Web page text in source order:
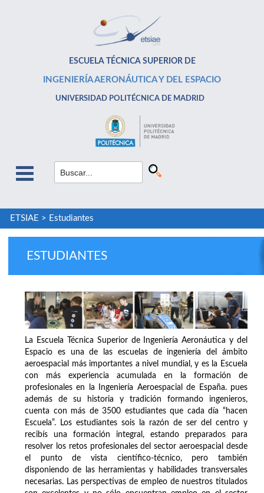
ESCUELA TÉCNICA SUPERIOR DE
INGENIERÍA AERONÁUTICA Y DEL ESPACIO
UNIVERSIDAD POLITÉCNICA DE MADRID
ETSIAE > Estudiantes
ESTUDIANTES
La Escuela Técnica Superior de Ingeniería Aeronáutica y del
Espacio es una de las escuelas de ingeniería del ámbito
aeroespacial más importantes a nivel mundial, y es la Escuela
con más experiencia acumulada en la formación de
profesionales en la Ingeniería Aeroespacial de España. pues
además de su historia y tradición formando ingenieros,
cuenta con más de 3500 estudiantes que cada día “hacen
Escuela”. Los estudiantes sois la razón de ser del centro y
recibís una formación integral, estando preparados para
resolver los retos profesionales del sector aeroespacial desde
el punto de vista científico-técnico, pero también
disponiendo de las herramientas y habilidades transversales
necesarias. Las perspectivas de empleo de nuestros titulados